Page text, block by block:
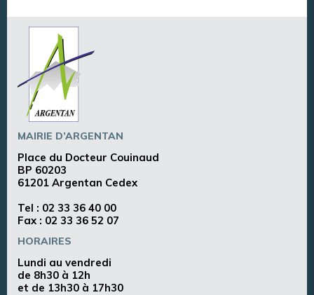
MAIRIE D’ARGENTAN
Place du Docteur Couinaud
BP 60203
61201 Argentan Cedex
Tel : 02 33 36 40 00
Fax : 02 33 36 52 07
HORAIRES
Lundi au vendredi
de 8h30 à 12h
et de 13h30 à 17h30